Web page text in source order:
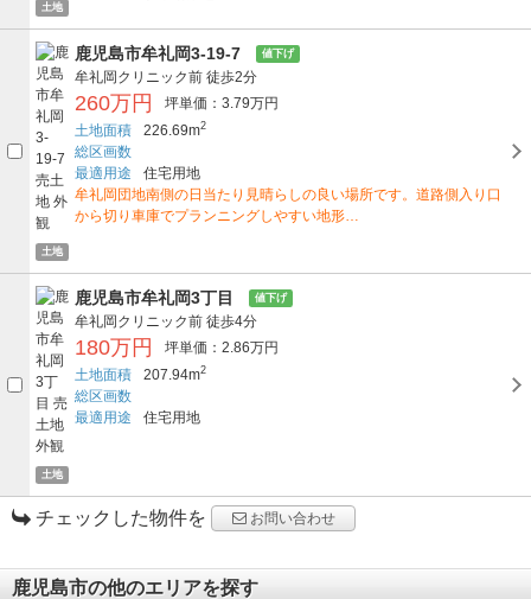
土地
土地
鹿児島市牟礼岡3-19-7 値下げ
牟礼岡クリニック前 徒歩2分
260万円
坪単価：3.79万円
土地面積
226.69m2
総区画数
最適用途
住宅用地
牟礼岡団地南側の日当たり見晴らしの良い場所です。道路側入り口
から切り車庫でプランニングしやすい地形…
土地
鹿児島市牟礼岡3丁目 値下げ
牟礼岡クリニック前 徒歩4分
180万円
坪単価：2.86万円
土地面積
207.94m2
総区画数
最適用途
住宅用地
チェックした物件を お問い合わせ
鹿児島市の他のエリアを探す